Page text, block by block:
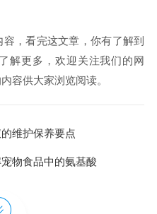
，看完这文章，你有了解到
解更多，欢迎关注我们的网
容供大家浏览阅读。
维护保养要点
物食品中的氨基酸